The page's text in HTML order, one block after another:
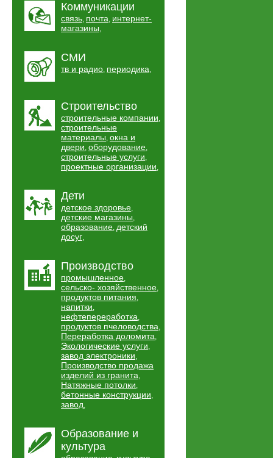
Коммуникации
связь, почта, интернет-
магазины,
СМИ
тв и радио, периодика,
Строительство
строительные компании,
строительные
материалы, окна и
двери, оборудование,
строительные услуги,
проектные организации,
Дети
детское здоровье,
детские магазины,
образование, детский
досуг,
Производство
промышленное,
сельско- хозяйственное,
продуктов питания,
напитки,
нефтепереработка,
продуктов пчеловодства,
Переработка доломита,
Экологические услуги,
завод электроники,
Производство продажа
изделий из гранита,
Натяжные потолки,
бетонные конструкции,
завод,
Образование и
культура